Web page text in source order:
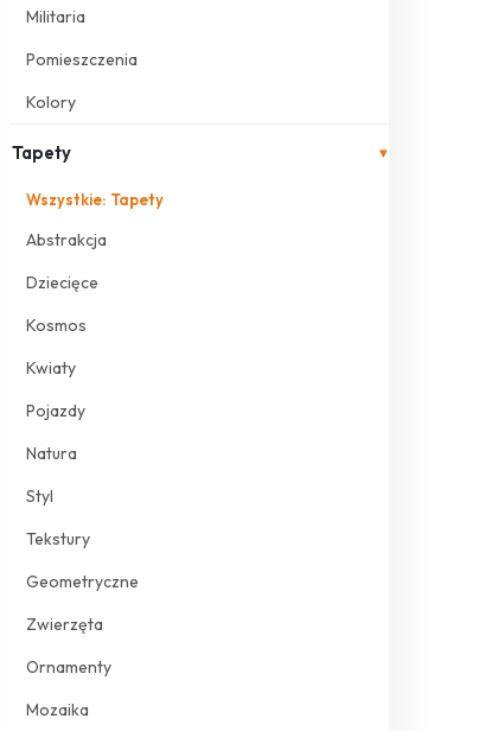
Militaria
Pomieszczenia
Kolory
Tapety ▾
Wszystkie: Tapety
Abstrakcja
Dziecięce
Kosmos
Kwiaty
Pojazdy
Natura
Styl
Tekstury
Geometryczne
Zwierzęta
Ornamenty
Mozaika